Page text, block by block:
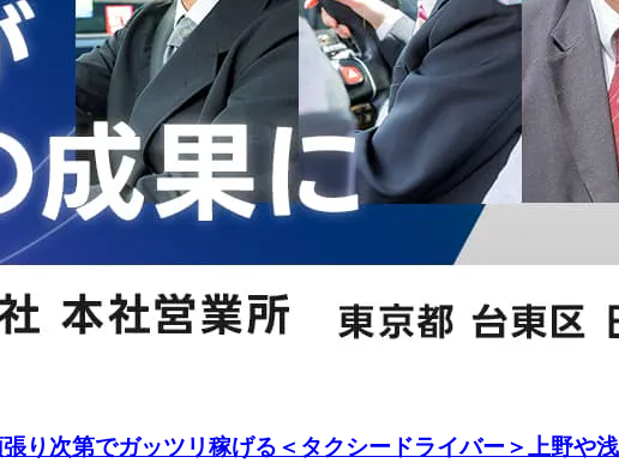
り次第でガッツリ稼げる＜タクシードライバー＞上野や